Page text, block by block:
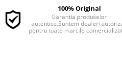
100% Original
Garantia produselor
autentice.Suntem dealeri
pentru toate marcile